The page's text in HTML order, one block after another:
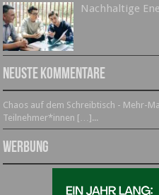
Nachhaltige
Neuste Kommentare
Chaos auf dem Schreibtisch - Mehr-
Teilnehmer*innen […]...
Werbung